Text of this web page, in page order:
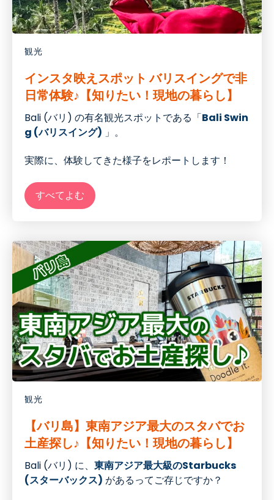
観光
インスタ映えスポット バリスイングで非
日常体験♪【知りたい！現地の暮らし】
Bali (バリ) の有名観光スポットである「Bali Swin
g (バリスイング) 」。
実際に、体験してきた様子をレポートします！
すべてよむ
観光
【バリ島】東南アジア最大のスタバでお
土産探し♪【知りたい！現地の暮らし】
Bali (バリ) に、 東南アジア最大級のStarbucks
(スターバックス) があるってご存じですか？